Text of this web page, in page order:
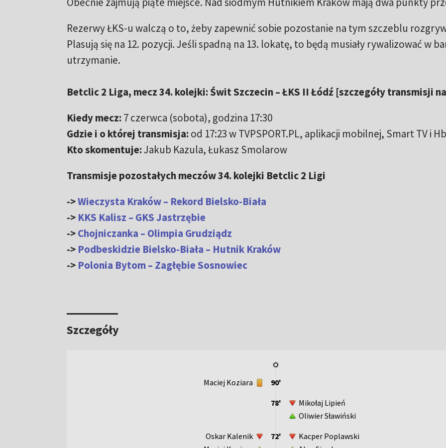
Rezerwy ŁKS-u walczą o to, żeby zapewnić sobie pozostanie na tym szczeblu
Plasują się na 12. pozycji. Jeśli spadną na 13. lokatę, to będą musiały rywalizować w
utrzymanie.
Betclic 2 Liga, mecz 34. kolejki: Świt Szczecin – ŁKS II Łódź [szczegóły transmisji
Kiedy mecz: 7 czerwca (sobota), godzina 17:30
Gdzie i o której transmisja: od 17:23 w TVPSPORT.PL, aplikacji mobilnej, Smart TV i
Kto skomentuje:Jakub Kazula, Łukasz Smolarow
Transmisje pozostałych meczów 34. kolejki Betclic 2 Ligi
->Wieczysta Kraków – Rekord Bielsko-Biała
-> KKS Kalisz – GKS Jastrzębie
->Chojniczanka – Olimpia Grudziądz
-> Podbeskidzie Bielsko-Biała – Hutnik Kraków
-> Polonia Bytom – Zagłębie Sosnowiec
Szczegóły
90'
Maciej Koziara
78'
Mikołaj Lipień
Oliwier Sławiński
72'
Oskar Kalenik
Kacper Poplawski